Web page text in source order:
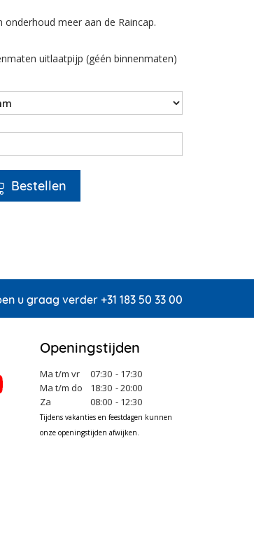
meer aan de Raincap.
uitlaatpijp (géén binnenmaten)
u graag verder +31 183 50 33 00
Openingstijden
Ma t/m vr 07:30 - 17:30
Ma t/m do
18:30 - 20:00
Za
08:00 - 12:30
Tijdens vakanties en feestdagen kunnen
onze openingstijden afwijken.